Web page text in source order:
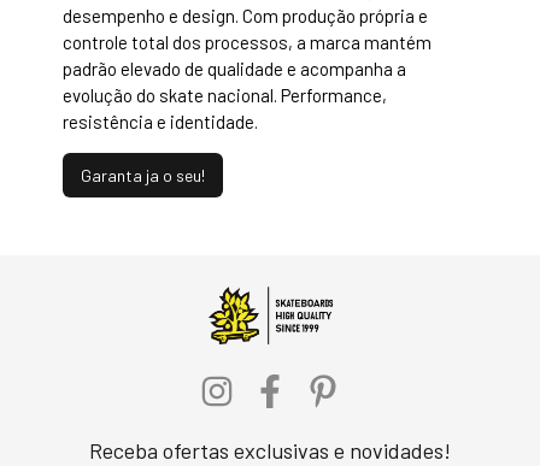
desempenho e design. Com produção própria e
controle total dos processos, a marca mantém
padrão elevado de qualidade e acompanha a
evolução do skate nacional. Performance,
resistência e identidade.
Garanta ja o seu!
Receba ofertas exclusivas e novidades!